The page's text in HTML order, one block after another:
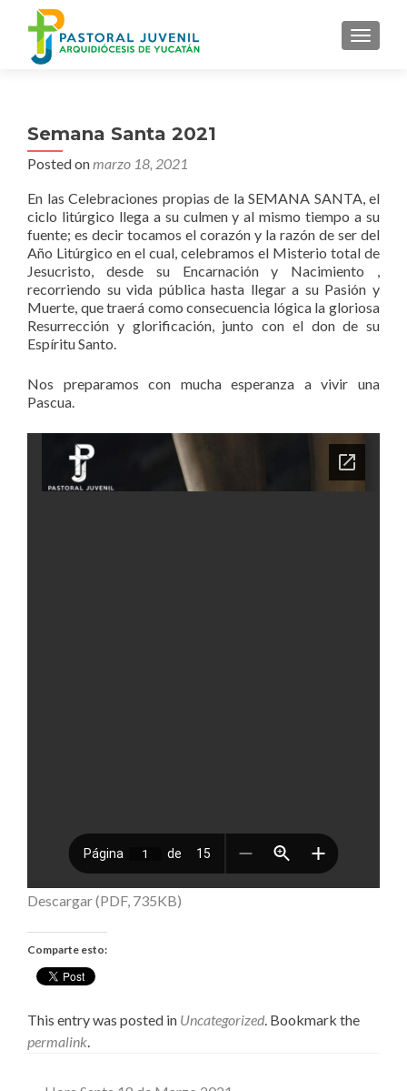
MENU
Semana Santa 2021
Posted onmarzo 18, 2021
En las Celebraciones propias de la SEMANA SANTA, el
ciclo litúrgico llega a su culmen y al mismo tiempo a su
fuente; es decir tocamos el corazón y la razón de ser del
Año Litúrgico en el cual, celebramos el Misterio total de
Jesucristo, desde su Encarnación y Nacimiento ,
recorriendo su vida pública hasta llegar a su Pasión y
Muerte, que traerá como consecuencia lógica la gloriosa
Resurrección y glorificación, junto con el don de su
Espíritu Santo.
Nos preparamos con mucha esperanza a vivir una
Pascua.
Descargar (PDF, 735KB)
Comparte esto:
This entry was posted in Uncategorized. Bookmark the
permalink.